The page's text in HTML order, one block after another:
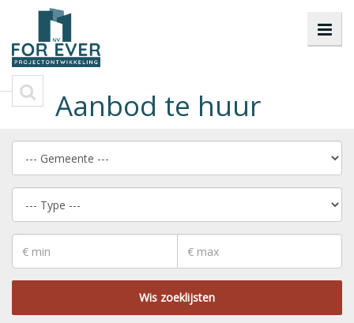
Aanbod te huur
Wis zoeklijsten